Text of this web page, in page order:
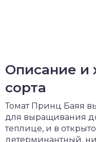
Описание и
сорта
Томат Принц Баяя
для выращивания
теплице, и в
детерминантный,